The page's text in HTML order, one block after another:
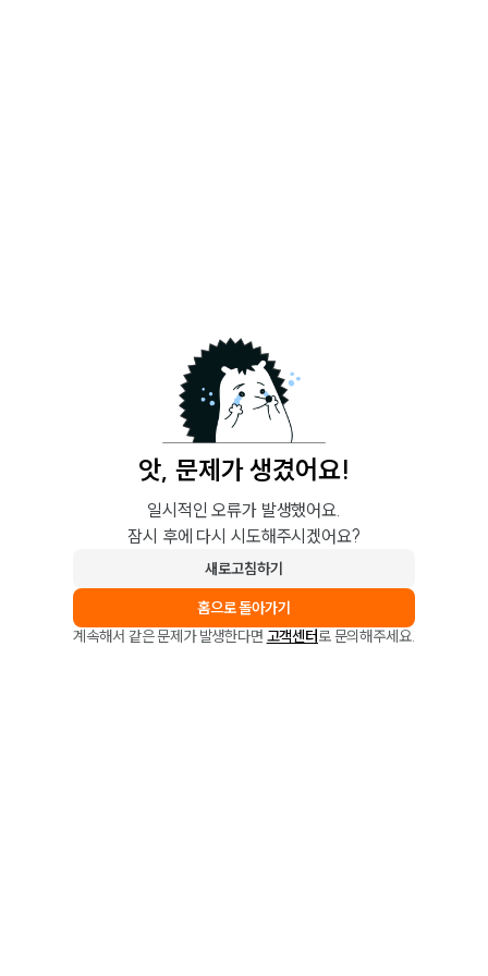
앗, 문제가 생겼어요!
일시적인 오류가 발생했어요.
잠시 후에 다시 시도해주시겠어요?
새로고침하기
홈으로 돌아가기
계속해서 같은 문제가 발생한다면 고객센터로 문의해주세요.